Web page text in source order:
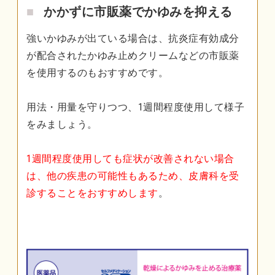
かかずに市販薬でかゆみを抑える
強いかゆみが出ている場合は、抗炎症有効成分
が配合されたかゆみ止めクリームなどの市販薬
を使用するのもおすすめです。
用法・用量を守りつつ、1週間程度使用して様子
をみましょう。
1週間程度使用しても症状が改善されない場合
は、他の疾患の可能性もあるため、皮膚科を受
診することをおすすめします。